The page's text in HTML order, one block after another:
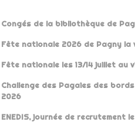
Congés de la bibliothèque de
Fête nationale 2026 de Pagny la
Fête nationale les 13/14 juillet au
Challenge des Pagaies des
2026
ENEDIS, journée de recrutement